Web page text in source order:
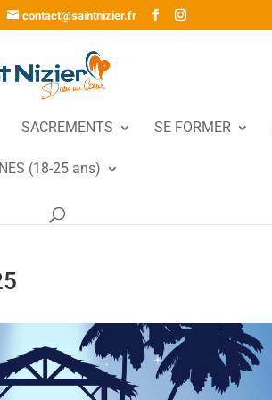
contact@saintnizier.fr
SACREMENTS SE FORMER
(18-25 ans)